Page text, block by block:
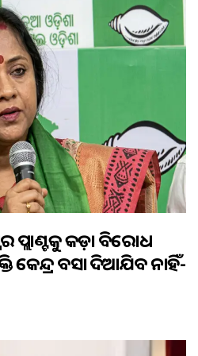
ପ୍ଲାଣ୍ଟକୁ କଡ଼ା ବିରୋଧ
ବସାଇ ଦିଆଯିବ ନାହିଁ-